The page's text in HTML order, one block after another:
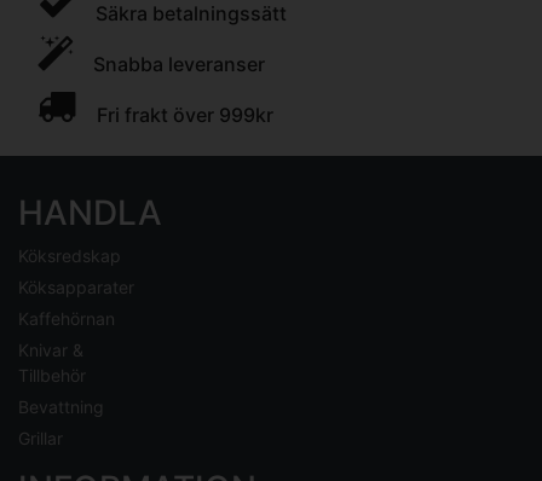
Säkra betalningssätt
Snabba leveranser
Fri frakt över 999kr
HANDLA
Köksredskap
Köksapparater
Kaffehörnan
Knivar &
Tillbehör
Bevattning
Grillar